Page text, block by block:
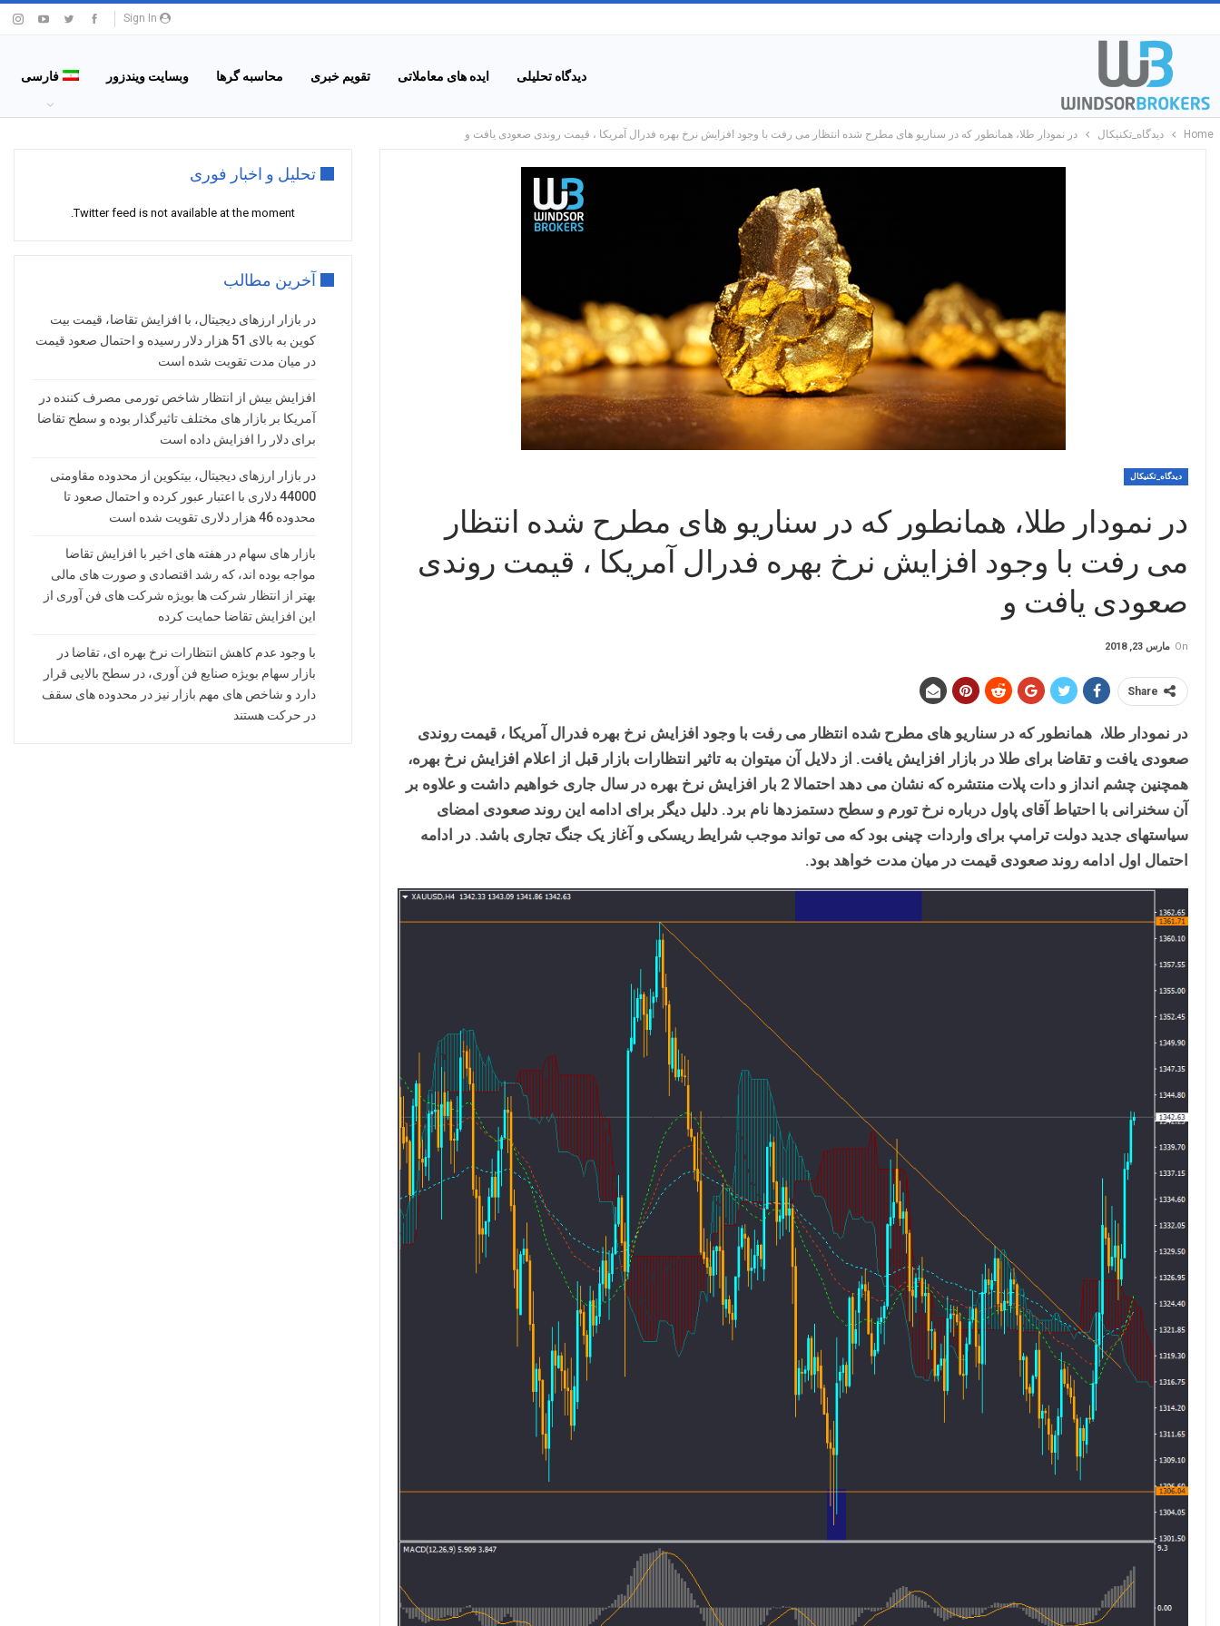
دیدگاه تحلیلی ایده های معاملاتی تقویم خبری محاسبه گرها وبسایت ویندزور فارسی
Home دیدگاه_تکنیکال در نمودار طلا، همانطور که در سناریو های مطرح شده انتظار می رفت با وجود افزایش نرخ بهره فدرال آمریکا ، قیمت روندی صعودی یافت و
دیدگاه_تکنیکال
در نمودار طلا، همانطور که در سناریو های مطرح شده انتظار
می رفت با وجود افزایش نرخ بهره فدرال آمریکا ، قیمت روندی
صعودی یافت و
On مارس 23, 2018
Share
در نمودار طلا، همانطور که در سناریو های مطرح شده انتظار می رفت با وجود افزایش نرخ بهره فدرال آمریکا ، قیمت روندی
صعودی یافت و تقاضا برای طلا در بازار افزایش یافت. از دلایل آن میتوان به تاثیر انتظارات بازار قبل از اعلام افزایش نرخ بهره،
همچنین چشم انداز و دات پلات منتشره که نشان می دهد احتمالا 2 بار افزایش نرخ بهره در سال جاری خواهیم داشت و علاوه بر
آن سخنرانی با احتیاط آقای پاول درباره نرخ تورم و سطح دستمزدها نام برد. دلیل دیگر برای ادامه این روند صعودی امضای
سیاستهای جدید دولت ترامپ برای واردات چینی بود که می تواند موجب شرایط ریسکی و آغاز یک جنگ تجاری باشد. در ادامه
احتمال اول ادامه روند صعودی قیمت در میان مدت خواهد بود.
تحلیل و اخبار فوری
Twitter feed is not available at the moment.
آخرین مطالب
در بازار ارزهای دیجیتال، با افزایش تقاضا، قیمت بیت
کوین به بالای 51 هزار دلار رسیده و احتمال صعود قیمت
در میان مدت تقویت شده است
افزایش بیش از انتظار شاخص تورمی مصرف کننده در
آمریکا بر بازار های مختلف تاثیرگذار بوده و سطح تقاضا
برای دلار را افزایش داده است
در بازار ارزهای دیجیتال، بیتکوین از محدوده مقاومتی
44000 دلاری با اعتبار عبور کرده و احتمال صعود تا
محدوده 46 هزار دلاری تقویت شده است
بازار های سهام در هفته های اخیر با افزایش تقاضا
مواجه بوده اند، که رشد اقتصادی و صورت های مالی
بهتر از انتظار شرکت ها بویژه شرکت های فن آوری از
این افزایش تقاضا حمایت کرده
با وجود عدم کاهش انتظارات نرخ بهره ای، تقاضا در
بازار سهام بویژه صنایع فن آوری، در سطح بالایی قرار
دارد و شاخص های مهم بازار نیز در محدوده های سقف
در حرکت هستند